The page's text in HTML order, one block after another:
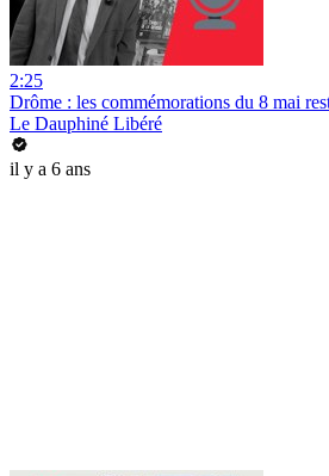
2:25
Drôme : les commémorations du 8 mai
Le Dauphiné Libéré
il y a 6 ans